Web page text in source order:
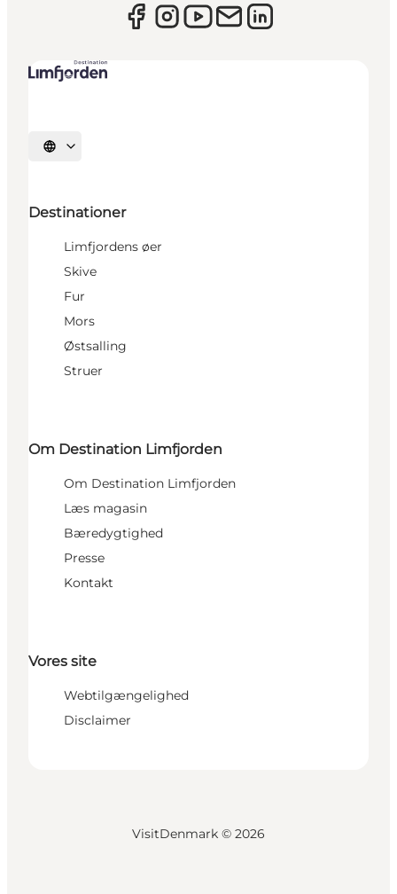
Vælg sprog
Destinationer
Limfjordens øer
Skive
Fur
Mors
Østsalling
Struer
Om Destination Limfjorden
Om Destination Limfjorden
Læs magasin
Bæredygtighed
Presse
Kontakt
Vores site
Webtilgængelighed
Disclaimer
VisitDenmark © 2026